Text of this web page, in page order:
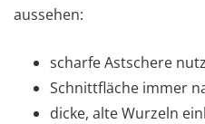
aussehen:
scharfe Astschere
Schnittfläche immer
dicke, alte Wurzeln